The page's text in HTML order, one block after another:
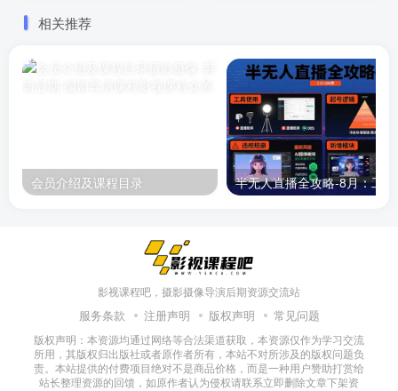
相关推荐
会员介绍及课程目录
影视课程吧，摄影摄像导演后期资源交流站
服务条款 注册声明 版权声明 常见问题
版权声明：本资源均通过网络等合法渠道获取，本资源仅作为学习交流
所用，其版权归出版社或者原作者所有，本站不对所涉及的版权问题负
责。本站提供的付费项目绝对不是商品价格，而是一种用户赞助打赏给
站长整理资源的回馈，如原作者认为侵权请联系立即删除文章下架资